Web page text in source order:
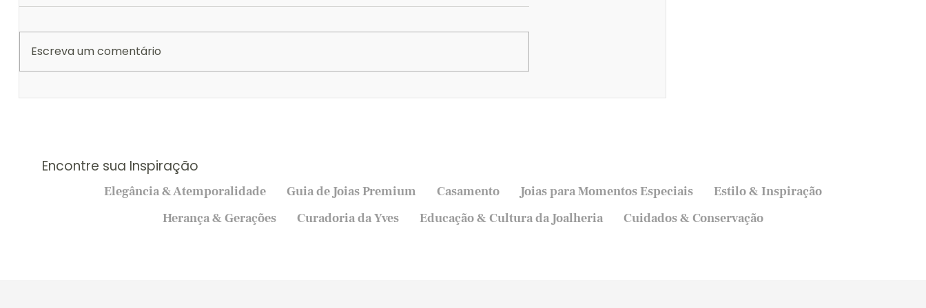
Escreva um comentário
Encontre sua Inspiração
Elegância & Atemporalidade Guia de Joias Premium Casamento Joias para Momentos Especiais
Estilo & Inspiração
Herança & Gerações
Curadoria da Yves Educação & Cultura da Joalheria Cuidados & Conservação